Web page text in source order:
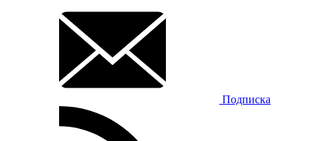
Подписка